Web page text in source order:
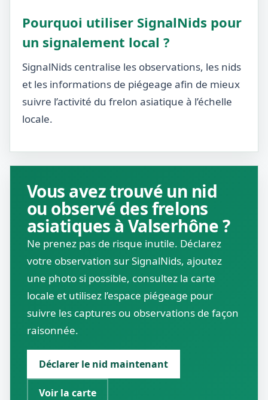
Pourquoi utiliser SignalNids pour
un signalement local ?
SignalNids centralise les observations, les nids
et les informations de piégeage afin de mieux
suivre l’activité du frelon asiatique à l’échelle
locale.
Vous avez trouvé un nid
ou observé des frelons
asiatiques à Valserhône ?
Ne prenez pas de risque inutile. Déclarez
votre observation sur SignalNids, ajoutez
une photo si possible, consultez la carte
locale et utilisez l’espace piégeage pour
suivre les captures ou observations de façon
raisonnée.
Déclarer le nid maintenant
Voir la carte